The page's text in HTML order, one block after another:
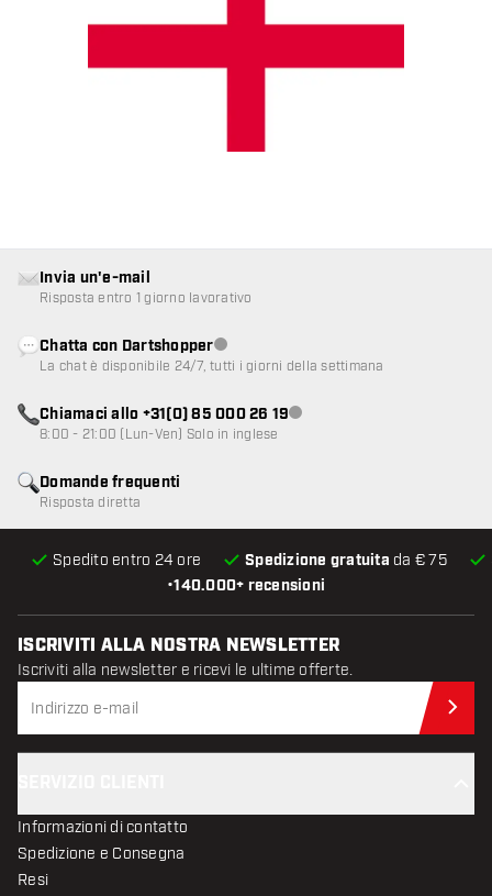
•140.000+ recensioni
Spedito entro 24 ore Spedizione gratuita da € 75
Domande frequenti
Risposta diretta
Invia un'e-mail
Risposta entro 1 giorno lavorativo
Chatta con DartshopperServizio clienti non disponibile
La chat è disponibile 24/7, tutti i giorni della settimana
Chiamaci allo +31(0) 85 000 26 19Servizio clienti non disponibile
8:00 - 21:00 (Lun-Ven) Solo in inglese
ISCRIVITI ALLA NOSTRA NEWSLETTER
Iscriviti alla newsletter e ricevi le ultime offerte.
Informazioni di contatto
Spedizione e Consegna
Resi